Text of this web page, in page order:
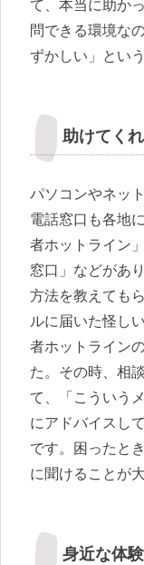
て、本当に助か
問できる環境な
ずかしい」とい
助けてく
パソコンやネッ
電話窓口も各地
者ホットライン
窓口」などがあ
方法を教えても
ルに届いた怪し
者ホットライン
た。その時、相
て、「こういう
にアドバイスし
です。困ったと
に聞けることが
身近な体